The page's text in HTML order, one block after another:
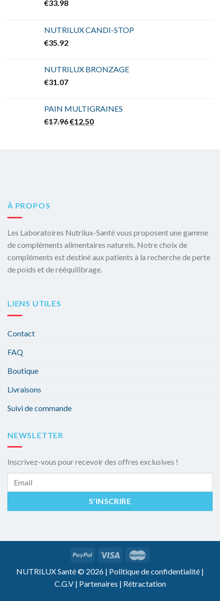
€33.98
NUTRILUX CANDI-STOP
€35.92
NUTRILUX BRONZAGE
€31.07
PAIN MULTIGRAINES
€17.96Le
était :
€12.50Le
est :
À PROPOS
Les Laboratoires Nutrilux-Santé vous proposent une gamme
de compléments alimentaires naturels. Notre choix de
compléments est destiné aux patients à la recherche de perte
de poids et de rééquilibrage.
LIENS UTILES
Contact
FAQ
Boutique
Livraisons
Suivi de commande
NEWSLETTER
Inscrivez-vous pour recevoir des offres exclusives !
NUTRILUX Santé © 2026 | Politique de confidentialité |
C.G.V| Partenaires | Rétractation